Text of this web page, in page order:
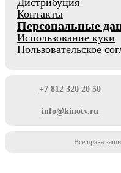
Дистрибуция
Контакты
Персональные
Использование куки
Пользовательское
+7 812 320 20 50
info@kinotv.ru
Все права